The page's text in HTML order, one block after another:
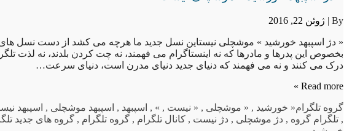
By | ژوئن 22, 2016
« دژ اسپبهد خورشید » موشچلی نیستاین نسل جدید ما هرچه می کشد از دست نسل
بخصوص این پدرها و مادرها که نه اینستاگرام می فهمند، نه چت کردن بلدند، نه لذت
درک می کنند و نه می فهمند که دنیای جدید دنیای مدرن است، دنیای سرعت…
Read more »
گروه تلگرام« خورشید , « موشچلی , « نیست ,
»
, اسپبهد , اسپبهد موشچلی , اسپبهد
, تلگرام گروه , دژ موشچلی , دژ نیست , کانال تلگرام , گروه تلگرام , گروه های جدید